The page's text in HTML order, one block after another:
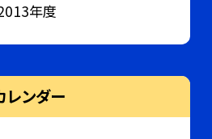
年度
レンダー